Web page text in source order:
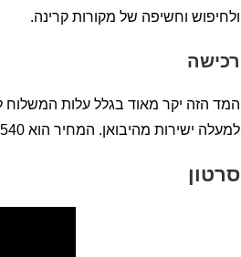
ולחיפוש וחשיפה של מקורות קרינה.
רכישה
המד הזה יקר מאוד בגלל עלות המשלוח
למעלה ישירות מהיבואן. המחיר הוא 540 ש"ח כולל משולח ולאחר הנחה מיוחדת.
סרטון